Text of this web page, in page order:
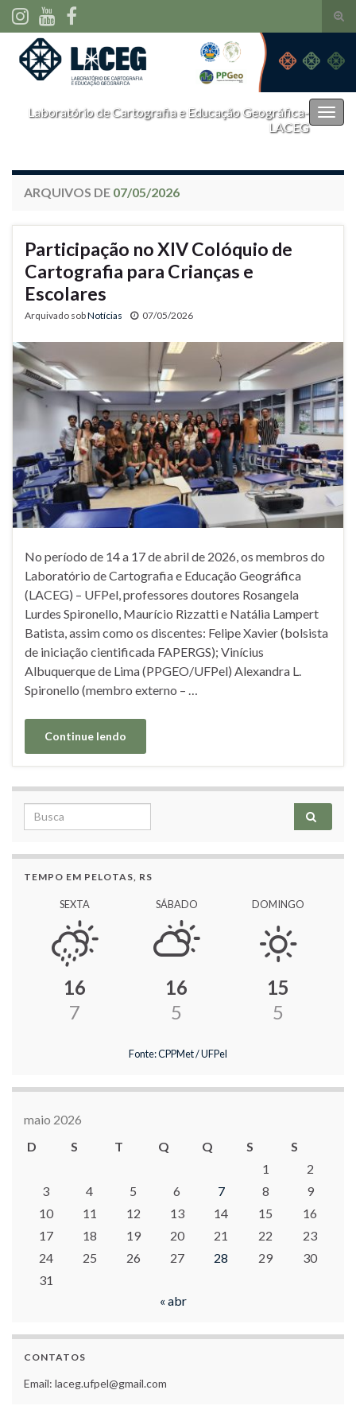
de
Search for:
Laboratório de Cartografia e Educação Geográfica-
LACEG
ARQUIVOS DE 07/05/2026
Participação no XIV Colóquio de
Cartografia para Crianças e
Escolares
Arquivado sobNotícias 07/05/2026
No período de 14 a 17 de abril de 2026, os membros do
Laboratório de Cartografia e Educação Geográfica
(LACEG) – UFPel, professores doutores Rosangela
Lurdes Spironello, Maurício Rizzatti e Natália Lampert
Batista, assim como os discentes: Felipe Xavier (bolsista
de iniciação cientificada FAPERGS); Vinícius
Albuquerque de Lima (PPGEO/UFPel) Alexandra L.
Spironello (membro externo – …
Continue lendo
Search for:
TEMPO EM PELOTAS, RS
SEXTA
16
7
SÁBADO
16
5
DOMINGO
15
5
Fonte: CPPMet / UFPel
maio 2026
D
S T Q Q S
S
1
2
3
4 5 6 7 8
9
10
11 12 13 14 15
16
17
18 19 20 21 22
23
24
25 26 27 28 29
30
31
« abr
CONTATOS
Email: laceg.ufpel@gmail.com